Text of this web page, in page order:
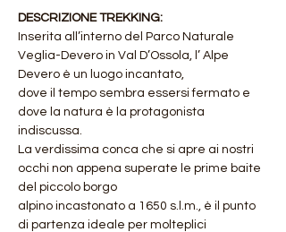
DESCRIZIONE TREKKING:
Inserita all’interno del Parco Naturale
Veglia-Devero in Val D’Ossola, l’ Alpe
Devero è un luogo incantato,
dove il tempo sembra essersi fermato e
dove la natura è la protagonista
indiscussa.
La verdissima conca che si apre ai nostri
occhi non appena superate le prime baite
del piccolo borgo
alpino incastonato a 1650 s.l.m., è il punto
di partenza ideale per molteplici